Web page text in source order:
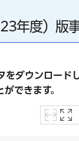
年度）版
をダウンロード
できます。